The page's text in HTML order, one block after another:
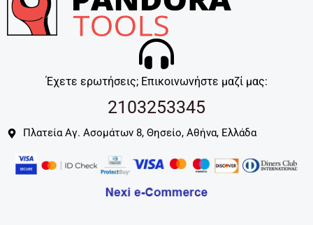
Έχετε ερωτήσεις; Επικοινωνήστε μαζί μας:
2103253345
Πλατεία Αγ. Ασομάτων 8, Θησείο, Αθήνα, Ελλάδα